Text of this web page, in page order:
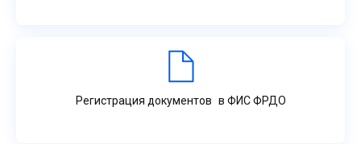
Регистрация документов в ФИС ФРДО